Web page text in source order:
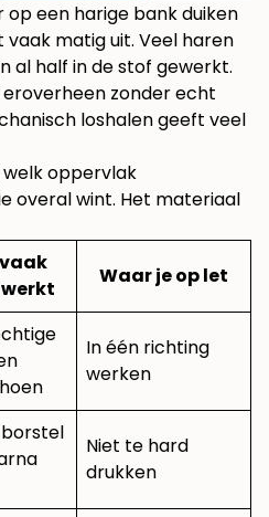
een harige bank duiken
matig uit. Veel haren
al half in de stof gewerkt.
zonder echt
loshalen geeft veel
oppervlak
overal wint. Het materiaal
Waar je op let
In één richting
werken
Niet te hard
drukken